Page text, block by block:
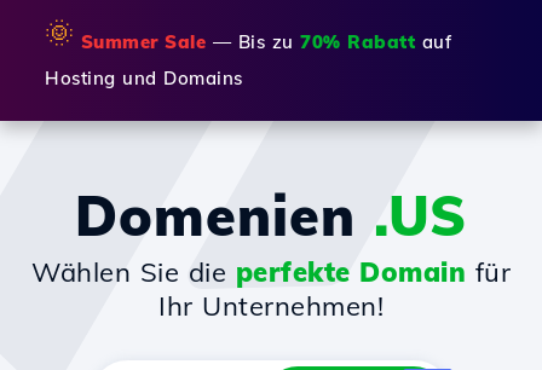
🌞 Summer Sale — Bis zu 70% Rabatt auf
Hosting und Domains
Domenien .US
Wählen Sie die perfekte Domain für
Ihr Unternehmen!